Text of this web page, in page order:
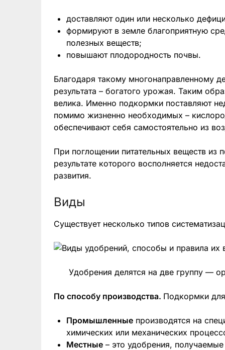
доставляют один или несколько
формируют в земле благоприятную
полезных веществ;
повышают плодородность почвы.
Благодаря такому многонаправленному
результата – богатого урожая. Таким
велика. Именно подкормки поставляют
помимо жизненно необходимых –
обеспечивают себя самостоятельно из
При поглощении питательных веществ из
результате которого восполняется
развития.
Виды
Существует несколько типов
Удобрения делятся на две группу —
По способу производства. Подкормки
Промышленные производятся на
химических или механических
Местные – это удобрения,